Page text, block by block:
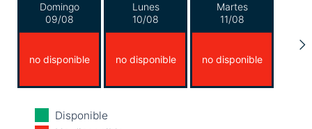
Domingo
09/08
no disponible
Lunes
10/08
no disponible
Martes
11/08
no disponible
Miércoles
12/08
Disponible